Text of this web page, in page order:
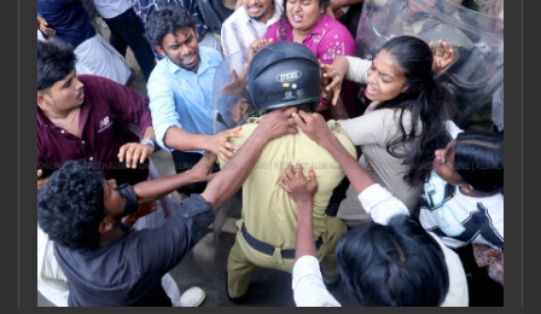
LOCAL
OBITUARY
NEWS 360
CASE DIARY
CINEMA